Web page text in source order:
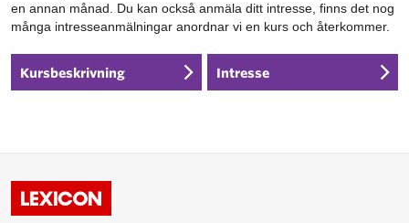
en annan månad. Du kan också anmäla ditt intresse, finns det nog
många intresseanmälningar anordnar vi en kurs och återkommer.
Kursbeskrivning Intresse